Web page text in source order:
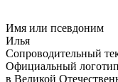
Имя или псевдоним
Илья
Сопроводительный
Официальный
в Великой